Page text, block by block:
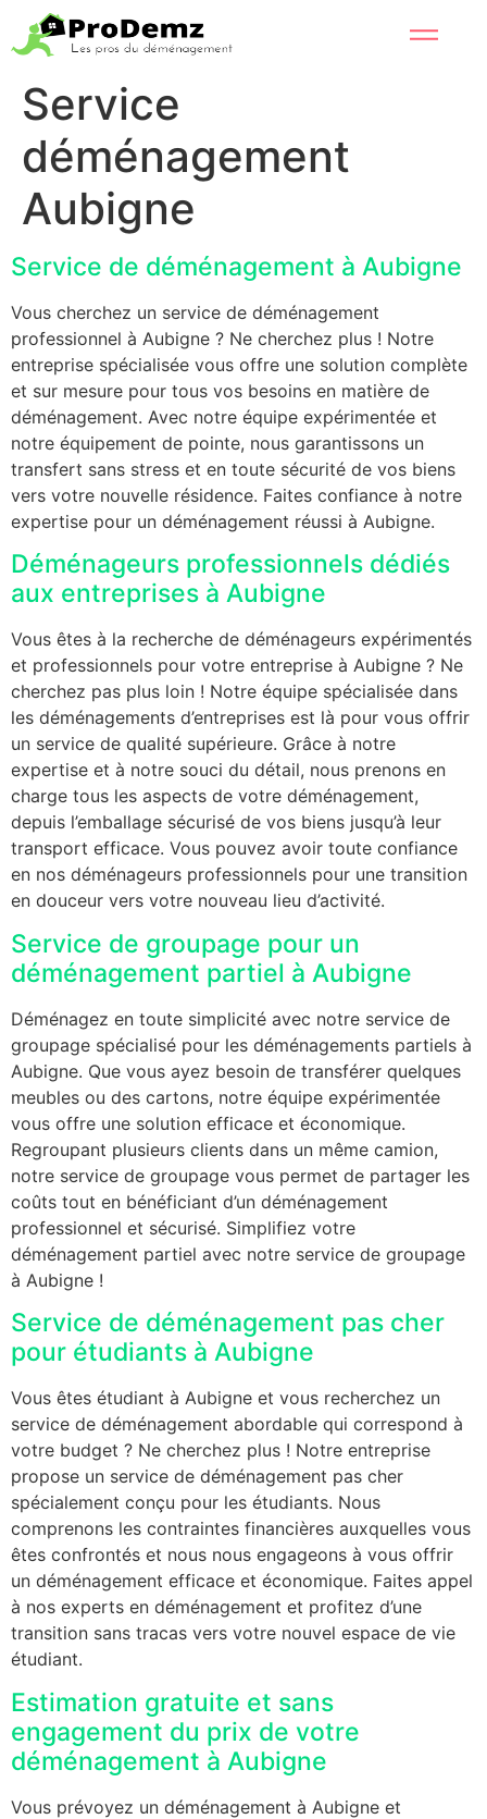
Service
déménagement
Aubigne
Service de déménagement à Aubigne
Vous cherchez un service de déménagement
professionnel à Aubigne ? Ne cherchez plus ! Notre
entreprise spécialisée vous offre une solution complète
et sur mesure pour tous vos besoins en matière de
déménagement. Avec notre équipe expérimentée et
notre équipement de pointe, nous garantissons un
transfert sans stress et en toute sécurité de vos biens
vers votre nouvelle résidence. Faites confiance à notre
expertise pour un déménagement réussi à Aubigne.
Déménageurs professionnels dédiés
aux entreprises à Aubigne
Vous êtes à la recherche de déménageurs expérimentés
et professionnels pour votre entreprise à Aubigne ? Ne
cherchez pas plus loin ! Notre équipe spécialisée dans
les déménagements d’entreprises est là pour vous offrir
un service de qualité supérieure. Grâce à notre
expertise et à notre souci du détail, nous prenons en
charge tous les aspects de votre déménagement,
depuis l’emballage sécurisé de vos biens jusqu’à leur
transport efficace. Vous pouvez avoir toute confiance
en nos déménageurs professionnels pour une transition
en douceur vers votre nouveau lieu d’activité.
Service de groupage pour un
déménagement partiel à Aubigne
Déménagez en toute simplicité avec notre service de
groupage spécialisé pour les déménagements partiels à
Aubigne. Que vous ayez besoin de transférer quelques
meubles ou des cartons, notre équipe expérimentée
vous offre une solution efficace et économique.
Regroupant plusieurs clients dans un même camion,
notre service de groupage vous permet de partager les
coûts tout en bénéficiant d’un déménagement
professionnel et sécurisé. Simplifiez votre
déménagement partiel avec notre service de groupage
à Aubigne !
Service de déménagement pas cher
pour étudiants à Aubigne
Vous êtes étudiant à Aubigne et vous recherchez un
service de déménagement abordable qui correspond à
votre budget ? Ne cherchez plus ! Notre entreprise
propose un service de déménagement pas cher
spécialement conçu pour les étudiants. Nous
comprenons les contraintes financières auxquelles vous
êtes confrontés et nous nous engageons à vous offrir
un déménagement efficace et économique. Faites appel
à nos experts en déménagement et profitez d’une
transition sans tracas vers votre nouvel espace de vie
étudiant.
Estimation gratuite et sans
engagement du prix de votre
déménagement à Aubigne
Vous prévoyez un déménagement à Aubigne et